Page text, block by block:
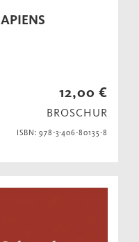
12,00 €
BROSCHUR
ISBN: 978-3-406-80135-8